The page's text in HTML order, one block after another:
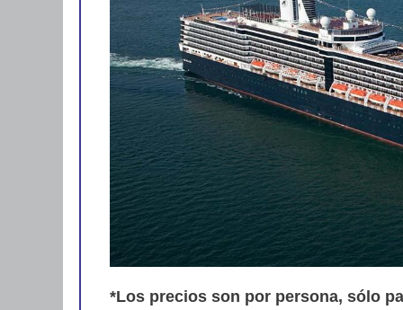
*Los precios son por persona, sólo